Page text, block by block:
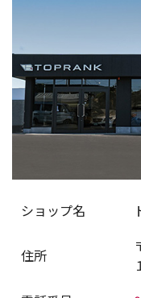
ショップ名
住所